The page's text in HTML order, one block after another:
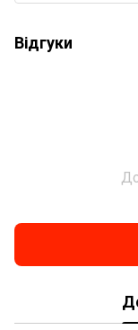
Відгуки